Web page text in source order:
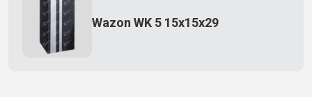
Wazon WK 5 15x15x29